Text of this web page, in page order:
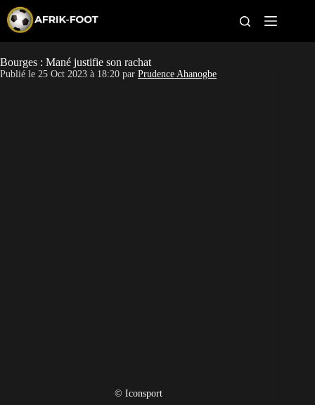
p
t
o
c
CAN féminine
Bourges : Mané justifie son rachat
Publié le 25 Oct 2023 à 18:20 par Prudence Ahanogbe
© Iconsport